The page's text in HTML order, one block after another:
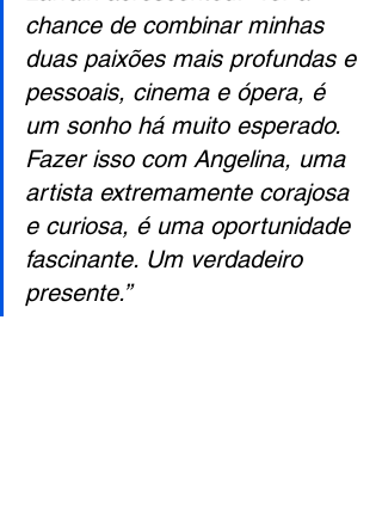
chance de combinar minhas
duas paixões mais profundas e
pessoais, cinema e ópera, é
um sonho há muito esperado.
Fazer isso com Angelina, uma
artista extremamente corajosa
e curiosa, é uma oportunidade
fascinante. Um verdadeiro
presente.”